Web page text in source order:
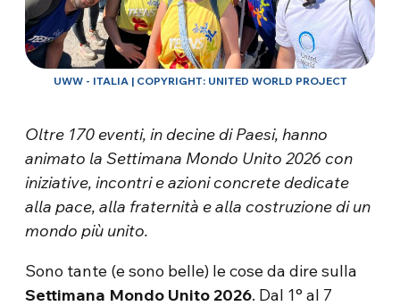
UWW - ITALIA | COPYRIGHT: UNITED WORLD PROJECT
Oltre 170 eventi, in decine di Paesi, hanno
animato la Settimana Mondo Unito 2026 con
iniziative, incontri e azioni concrete dedicate
alla pace, alla fraternità e alla costruzione di un
mondo più unito.
Sono tante (e sono belle) le cose da dire sulla
Settimana Mondo Unito 2026. Dal 1° al 7